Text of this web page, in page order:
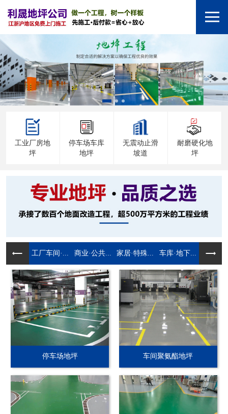
工业厂房地
坪
停车场车库
地坪
无震动止滑
坡道
耐磨硬化地
坪
工厂车间·... 商业·公共... 家居·特殊... 车库·地下...
停车场地坪 车间聚氨酯地坪